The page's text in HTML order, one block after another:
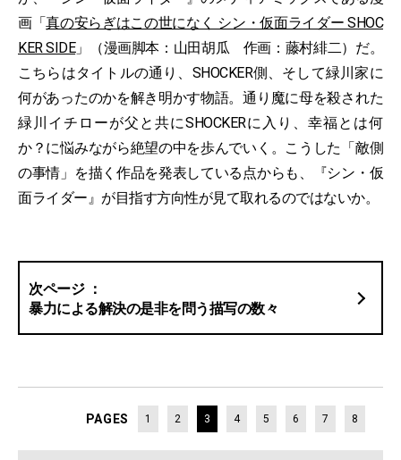
画「真の安らぎはこの世になく シン・仮面ライダー SHOC
KER SIDE」（漫画脚本：山田胡瓜 作画：藤村緋二）だ。
こちらはタイトルの通り、SHOCKER側、そして緑川家に
何があったのかを解き明かす物語。通り魔に母を殺された
緑川イチローが父と共にSHOCKERに入り、幸福とは何
か？に悩みながら絶望の中を歩んでいく。こうした「敵側
の事情」を描く作品を発表している点からも、『シン・仮
面ライダー』が目指す方向性が見て取れるのではないか。
暴力による解決の是非を問う描写の数々
PAGES 1 2 3 4 5 6 7 8